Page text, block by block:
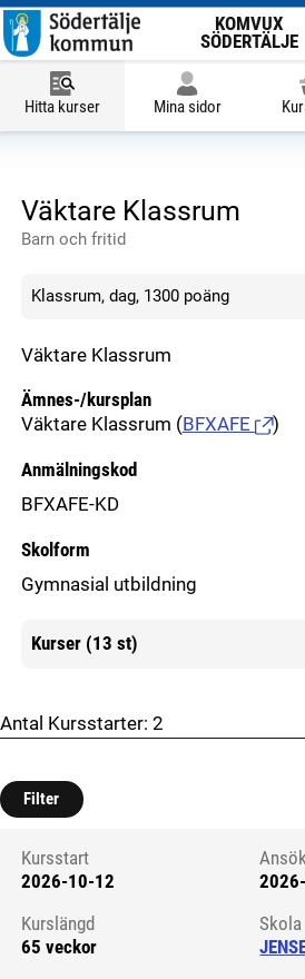
KOMVUX
SÖDERTÄLJE
Hitta kurser Mina sidor
Väktare Klassrum
Barn och fritid
Klassrum, dag, 1300 poäng
Väktare Klassrum
Ämnes-/kursplan
Väktare Klassrum ( BFXAFE )
Anmälningskod
BFXAFE-KD
Skolform
Gymnasial utbildning
Kurser (13 st)
Mer information
Antal Kursstarter: 2
Filter
Kursstart 6074937
Kursstart
2026-10-12
Kurslängd
65 veckor
Skola